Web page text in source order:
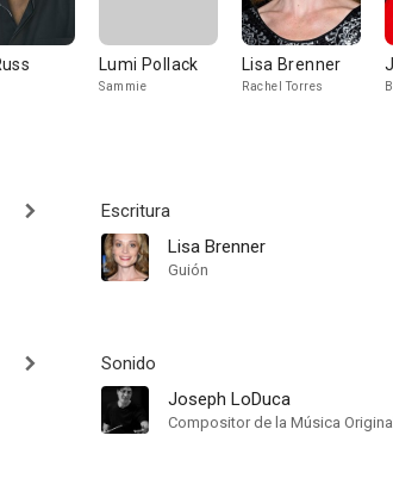
Lumi Pollack
Sammie
Lisa Brenner
Rachel Torres
Escritura
Lisa Brenner
Guión
Sonido
Joseph LoDuca
Compositor de la Música Original